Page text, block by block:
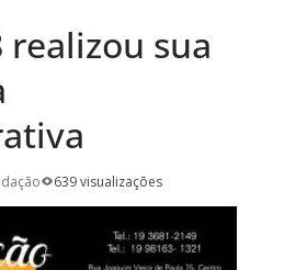
realizou sua
639 visualizações